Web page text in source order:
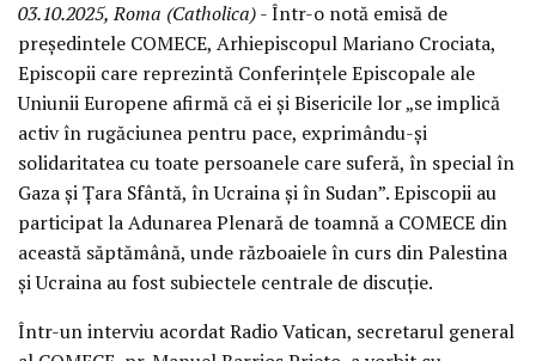
03.10.2025, Roma (Catholica)- Într-o notă emisă de
președintele COMECE, Arhiepiscopul Mariano Crociata,
Episcopii care reprezintă Conferințele Episcopale ale
Uniunii Europene afirmă că ei și Bisericile lor „se implică
activ în rugăciunea pentru pace, exprimându-și
solidaritatea cu toate persoanele care suferă, în special în
Gaza și Țara Sfântă, în Ucraina și în Sudan”. Episcopii au
participat la Adunarea Plenară de toamnă a COMECE din
această săptămână, unde războaiele în curs din Palestina
și Ucraina au fost subiectele centrale de discuție.
Într-un interviu acordat Radio Vatican, secretarul general